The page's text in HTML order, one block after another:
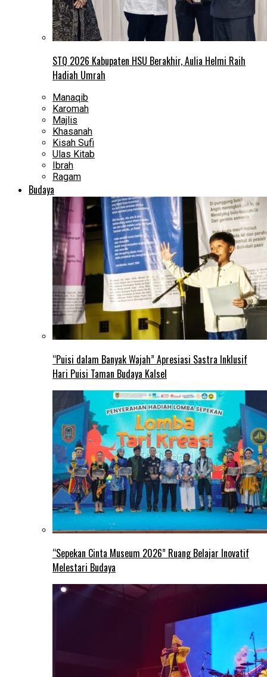
STQ 2026 Kabupaten HSU Berakhir, Aulia Helmi Raih
Hadiah Umrah
Manaqib
Karomah
Majlis
Khasanah
Kisah Sufi
Ulas Kitab
Ibrah
Ragam
Budaya
“Puisi dalam Banyak Wajah” Apresiasi Sastra Inklusif
Hari Puisi Taman Budaya Kalsel
“Sepekan Cinta Museum 2026” Ruang Belajar Inovatif
Melestari Budaya